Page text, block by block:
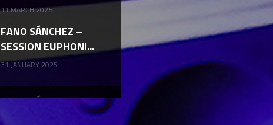
11 MARCH 2026
FANO SÁNCHEZ –
SESSION EUPHONI...
31 JANUARY 2025
FANO SÁNCHEZ –
SESSION DRUM &...